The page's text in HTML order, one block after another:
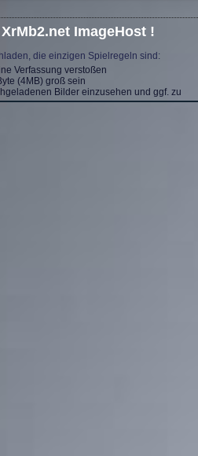
ImageHost !
die einzigen Spielregeln sind:
Verfassung verstoßen
(4MB) groß sein
Bilder einzusehen und ggf. zu